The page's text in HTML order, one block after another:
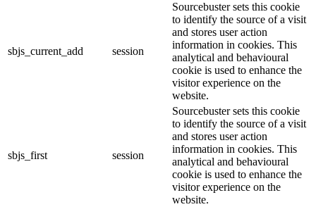
sbjs_current_add session
Sourcebuster sets this cookie
to identify the source of a visit
and stores user action
information in cookies. This
analytical and behavioural
cookie is used to enhance the
visitor experience on the
website.
sbjs_first session
Sourcebuster sets this cookie
to identify the source of a visit
and stores user action
information in cookies. This
analytical and behavioural
cookie is used to enhance the
visitor experience on the
website.